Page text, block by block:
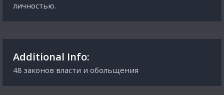
личностью.
Additional Info:
48 законов власти и обольщения